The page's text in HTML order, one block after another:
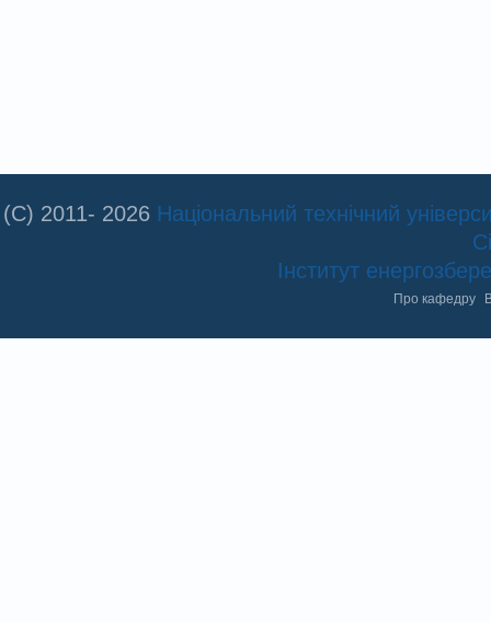
(C) 2011- 2026 Національний технічний
Інститут
Про кафедру